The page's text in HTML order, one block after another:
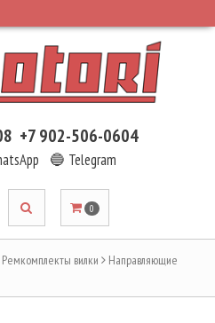
+7 902-506-0604
🔵 Telegram
0
Ремкомплекты вилки
Направляющие